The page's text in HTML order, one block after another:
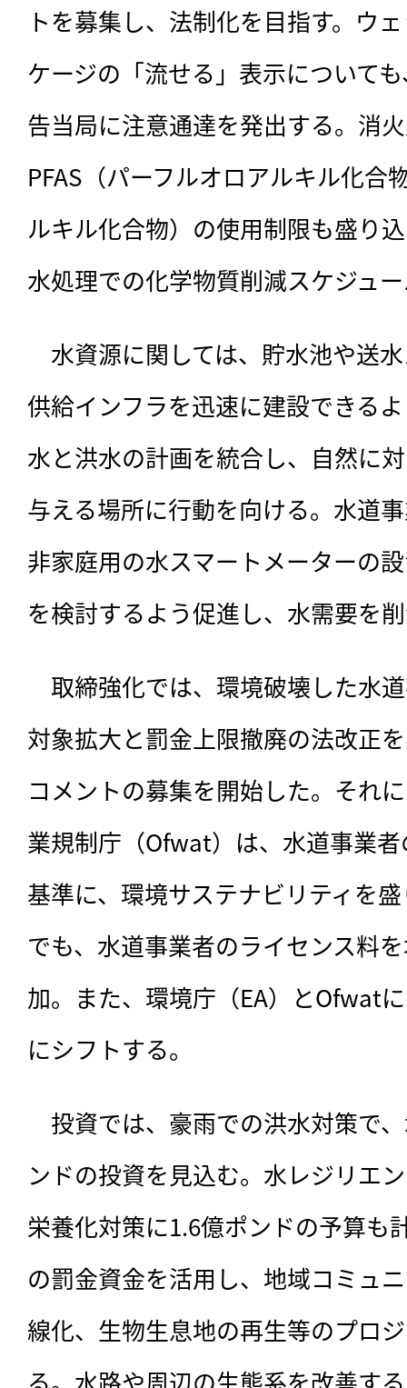
トを募集し、法制化を目指す。ウ
ケージの「流せる」表示について
告当局に注意通達を発出する。消
PFAS（パーフルオロアルキル化合
ルキル化合物）の使用制限も盛り
水処理での化学物質削減スケジュ
水資源に関しては、貯水池や送
供給インフラを迅速に建設できる
水と洪水の計画を統合し、自然に
与える場所に行動を向ける。水道
非家庭用の水スマートメーターの
を検討するよう促進し、水需要を
取締強化では、環境破壊した水
対象拡大と罰金上限撤廃の法改正
コメントの募集を開始した。それ
業規制庁（Ofwat）は、水道事業
基準に、環境サステナビリティを
でも、水道事業者のライセンス料
加。また、環境庁（EA）とOfwat
にシフトする。
投資では、豪雨での洪水対策で
ンドの投資を見込む。水レジリエ
栄養化対策に1.6億ポンドの予算も
の罰金資金を活用し、地域コミュ
線化、生物生息地の再生等のプロ
る。水路や周辺の生態系を改善す